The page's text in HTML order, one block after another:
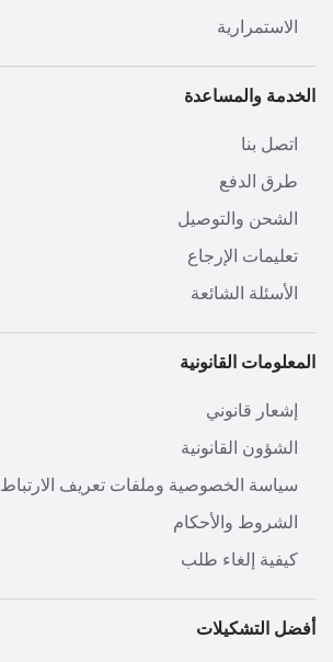
الاستمرارية
الخدمة والمساعدة
اتصل بنا
طرق الدفع
الشحن والتوصيل
تعليمات الإرجاع
الأسئلة الشائعة
المعلومات القانونية
إشعار قانوني
الشؤون القانونية
سياسة الخصوصية وملفات تعريف الارتباط
الشروط والأحكام
كيفية إلغاء طلب
أفضل التشكيلات